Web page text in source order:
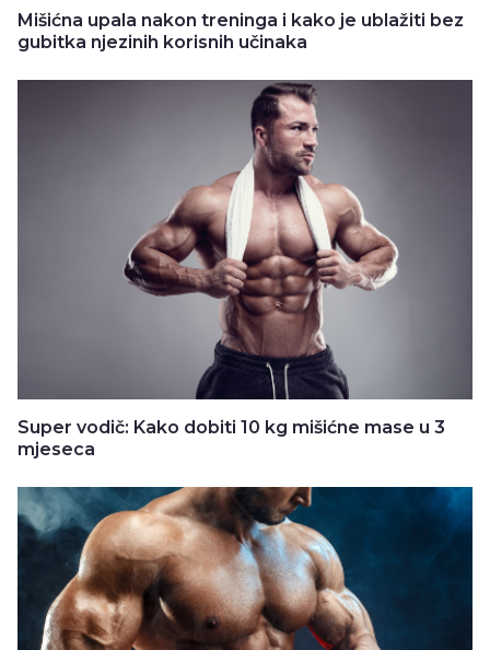
Mišićna upala nakon treninga i kako je ublažiti bez
gubitka njezinih korisnih učinaka
Super vodič: Kako dobiti 10 kg mišićne mase u 3
mjeseca